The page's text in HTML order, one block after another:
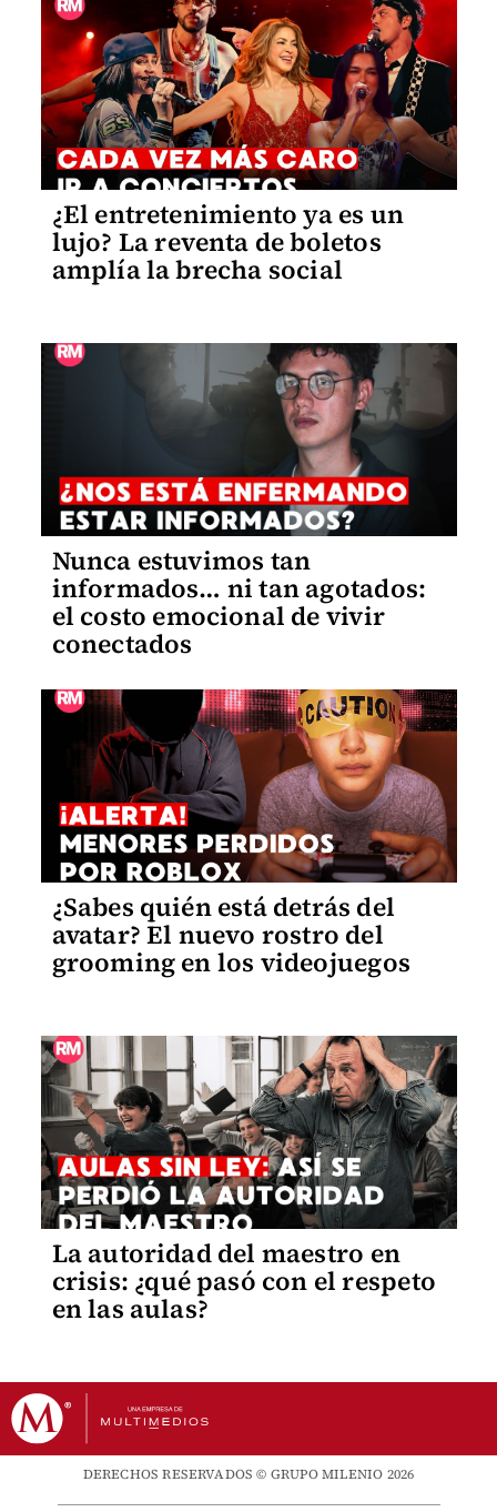
¿El entretenimiento ya es un
lujo? La reventa de boletos
amplía la brecha social
Nunca estuvimos tan
informados… ni tan agotados:
el costo emocional de vivir
conectados
¿Sabes quién está detrás del
avatar? El nuevo rostro del
grooming en los videojuegos
La autoridad del maestro en
crisis: ¿qué pasó con el respeto
en las aulas?
DERECHOS RESERVADOS © GRUPO MILENIO 2026